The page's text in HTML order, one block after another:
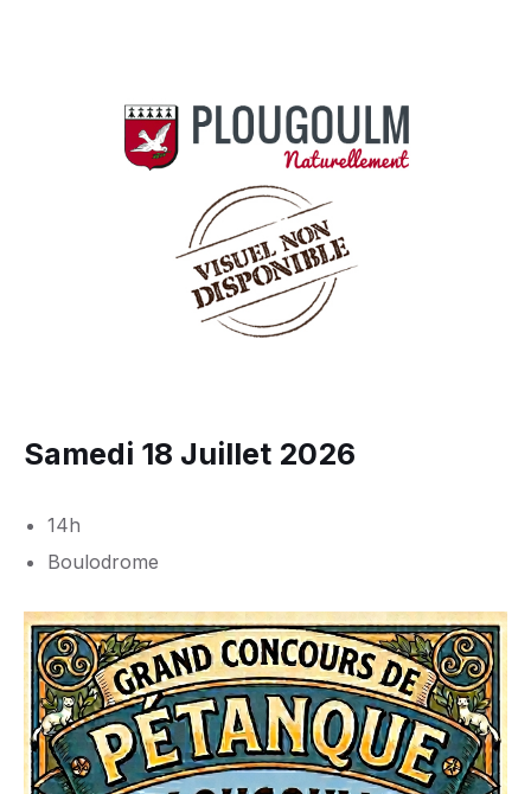
Samedi 18 Juillet 2026
14h
Boulodrome